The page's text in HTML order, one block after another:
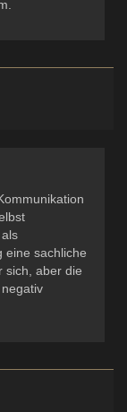
als
eine sachliche
sich, aber die